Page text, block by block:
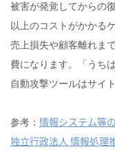
被害が発覚してからの
以上のコストがかかる
売上損失や顧客離れま
費になります。「うち
自動攻撃ツールはサイ
参考： 情報システム等
独立行政法人 情報処理